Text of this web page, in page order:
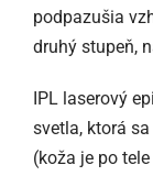
podpazušia
druhý stupeň,
IPL laserový
svetla, ktorá
(koža je po